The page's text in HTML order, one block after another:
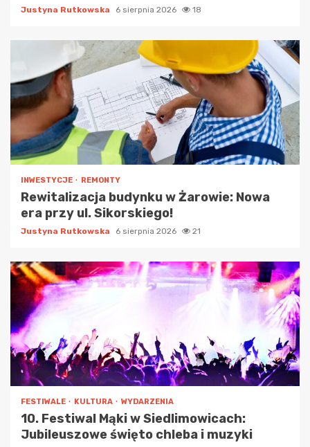
Justyna Rutkowska 6 sierpnia 2026 18
INWESTYCJE REMONTY
Rewitalizacja budynku w Żarowie: Nowa
era przy ul. Sikorskiego!
Justyna Rutkowska 6 sierpnia 2026 21
FESTIWALE KULTURA WYDARZENIA
10. Festiwal Mąki w Siedlimowicach:
Jubileuszowe święto chleba i muzyki